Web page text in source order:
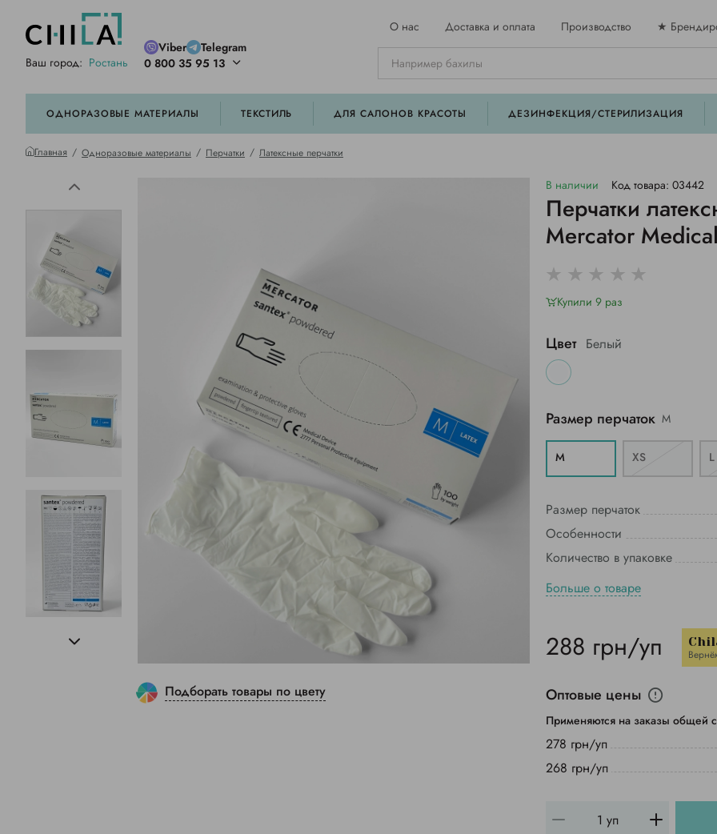
Ваш город: Ростань
Viber
Telegram
0 800 35 95 13
О нас Доставка и оплата Производство ★
ОДНОРАЗОВЫЕ МАТЕРИАЛЫ ТЕКСТИЛЬ ДЛЯ САЛОНОВ КРАСОТЫ ДЕЗИНФЕКЦИЯ/СТЕРИЛИЗАЦИЯ
Главная Одноразовые материалы Перчатки Латексные перчатки
Подборать товары по цвету
В наличии Код товара: 03442
Перчатки
Mercator
Купили 9 раз
Цвет Белый
Размер перчаток M
M XS L
Размер перчаток
Особенности
Количество в упаковке
Больше о товаре
288 грн/уп
Оптовые цены
Применяются на заказы общей
278 грн/уп
268 грн/уп